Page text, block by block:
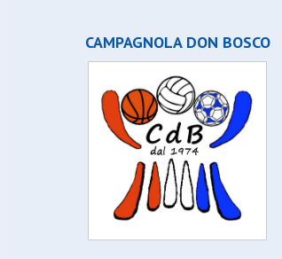
CAMPAGNOLA DON BOSCO